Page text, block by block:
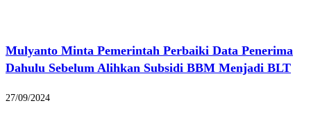
Mulyanto Minta Pemerintah Perbaiki Data Penerima
Dahulu Sebelum Alihkan Subsidi BBM Menjadi BLT
27/09/2024